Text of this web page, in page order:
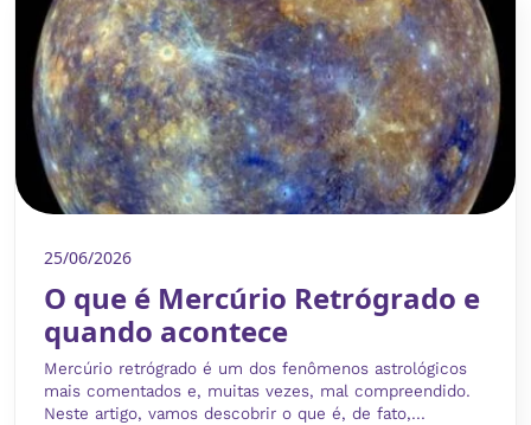
25/06/2026
O que é Mercúrio Retrógrado e
quando acontece
Mercúrio retrógrado é um dos fenômenos astrológicos
mais comentados e, muitas vezes, mal compreendido.
Neste artigo, vamos descobrir o que é, de fato,...